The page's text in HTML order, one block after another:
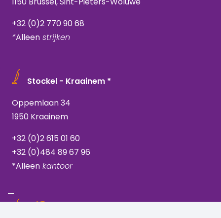
+32 (0)2 770 90 68
*Alleen strijken
Stockel - Kraainem *
Oppemlaan 34
1950 Kraainem
+32 (0)2 615 01 60
+32 (0)484 89 67 96
*Alleen kantoor